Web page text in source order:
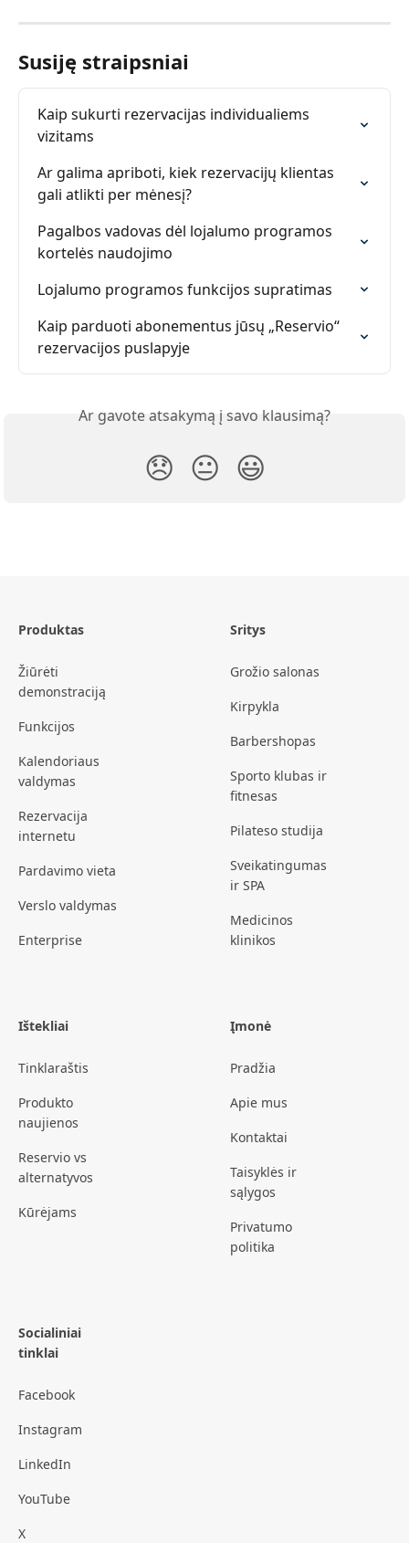
Susiję straipsniai
Kaip sukurti rezervacijas individualiems
vizitams
Ar galima apriboti, kiek rezervacijų klientas
gali atlikti per mėnesį?
Pagalbos vadovas dėl lojalumo programos
kortelės naudojimo
Lojalumo programos funkcijos supratimas
Kaip parduoti abonementus jūsų „Reservio“
rezervacijos puslapyje
Ar gavote atsakymą į savo klausimą?
😞 😐 😃
Produktas
Žiūrėti
demonstraciją
Funkcijos
Kalendoriaus
valdymas
Rezervacija
internetu
Pardavimo vieta
Verslo valdymas
Enterprise
Sritys
Grožio salonas
Kirpykla
Barbershopas
Sporto klubas ir
fitnesas
Pilateso studija
Sveikatingumas
ir SPA
Medicinos
klinikos
Ištekliai
Tinklaraštis
Produkto
naujienos
Reservio vs
alternatyvos
Kūrėjams
Įmonė
Pradžia
Apie mus
Kontaktai
Taisyklės ir
sąlygos
Privatumo
politika
Socialiniai
tinklai
Facebook
Instagram
LinkedIn
YouTube
X